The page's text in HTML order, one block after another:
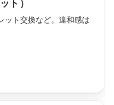
ト）
ット交換など。違和感は